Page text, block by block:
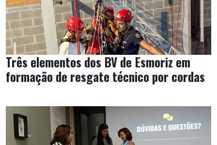
Três elementos dos BV de Esmoriz em
formação de resgate técnico por cordas